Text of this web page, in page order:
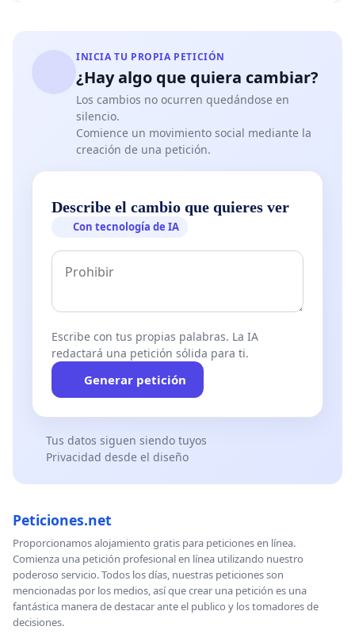
INICIA TU PROPIA PETICIÓN
¿Hay algo que quiera cambiar?
Los cambios no ocurren quedándose en
silencio.
Comience un movimiento social mediante la
creación de una petición.
Describe el cambio que quieres ver
Con tecnología de IA
Escribe con tus propias palabras. La IA
redactará una petición sólida para ti.
Generar petición
Tus datos siguen siendo tuyos
Privacidad desde el diseño
Peticiones.net
Proporcionamos alojamiento gratis para peticiones en línea.
Comienza una petición profesional en línea utilizando nuestro
poderoso servicio. Todos los días, nuestras peticiones son
mencionadas por los medios, así que crear una petición es una
fantástica manera de destacar ante el publico y los tomadores de
decisiones.